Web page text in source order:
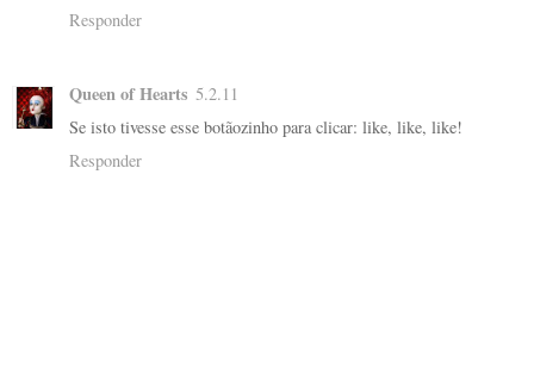
Responder
Queen of Hearts 5.2.11
Se isto tivesse esse botãozinho para clicar: like, like, like!
Responder